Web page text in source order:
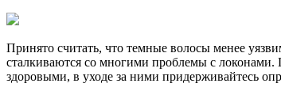
Принято считать, что темные волосы менее
сталкиваются со многими проблемы с локонами.
здоровыми, в уходе за ними придерживайтесь